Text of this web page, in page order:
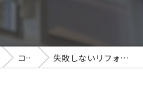
コラム 失敗しないリフォームのコツとは？